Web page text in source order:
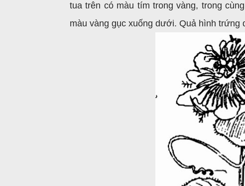
tua trên có màu tím trong vàng, trong
màu vàng gục xuống dưới. Quả hình